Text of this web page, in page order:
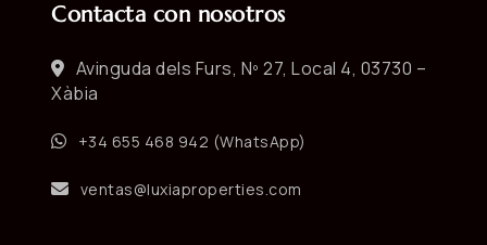
Contacta con nosotros
Avinguda dels Furs, Nº 27, Local 4, 03730 –
Xàbia
+34 655 468 942 (WhatsApp)
ventas@luxiaproperties.com